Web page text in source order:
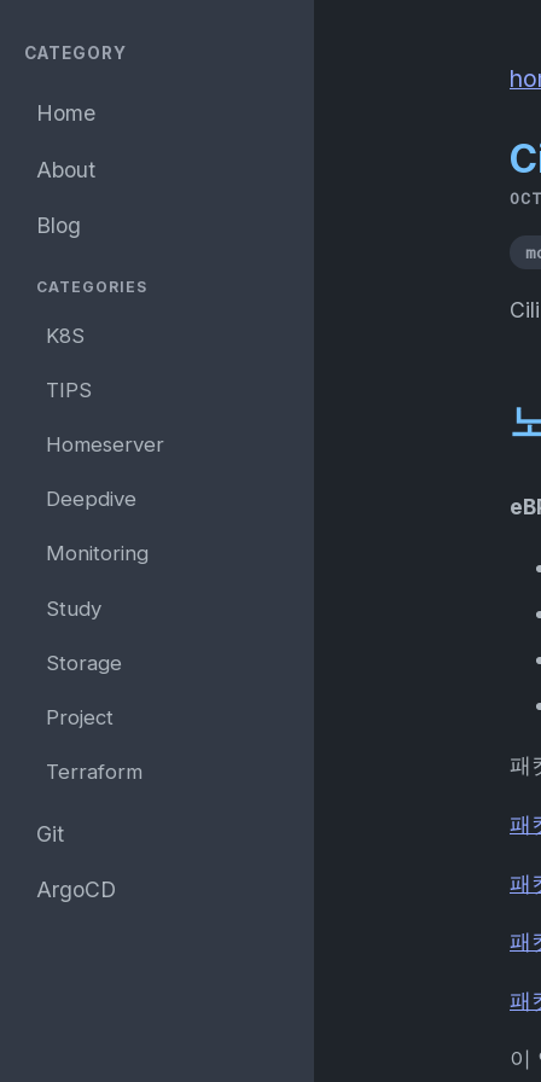
CATEGORY
Home
About
Blog
CATEGORIES
K8S
TIPS
Homeserver
Deepdive
Monitoring
Study
Storage
Project
Terraform
Git
ArgoCD
패
패
패
패
패
이